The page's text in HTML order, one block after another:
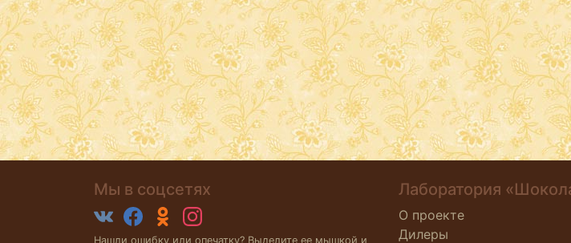
Мы в соцсетях
Нашли ошибку или опечатку? Выделите ее мышкой и
Лаборатория
О проекте
Дилеры